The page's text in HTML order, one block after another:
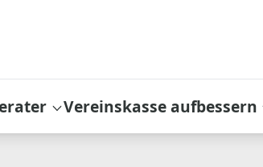
Vereinskasse aufbessern